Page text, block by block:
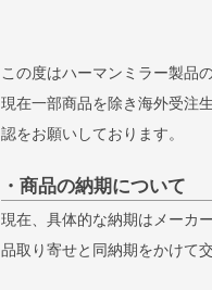
この度はハーマンミラー製品
現在一部商品を除き海外受注
認をお願いしております。
・商品の納期について
現在、具体的な納期はメーカ
品取り寄せと同納期をかけて